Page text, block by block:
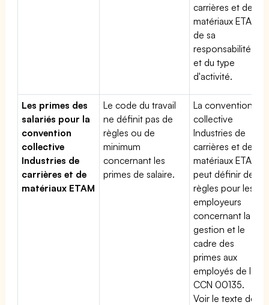
carrières et de
matériaux ETAM,
de sa
responsabilité
et du type
d'activité.
Les primes des
salariés pour la
convention
collective
Industries de
carrières et de
matériaux ETAM
Le code du travail
ne définit pas de
règles ou de
minimum
concernant les
primes de salaire.
La convention
collective
Industries de
carrières et de
matériaux ETAM
peut définir des
règles pour les
employeurs
concernant la
gestion et le
cadre des
primes aux
employés de la
CCN 00135.
Voir le texte de